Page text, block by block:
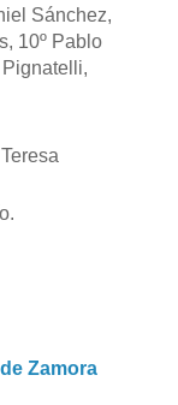
Sánchez,
10º Pablo
Pignatelli,
Zamora